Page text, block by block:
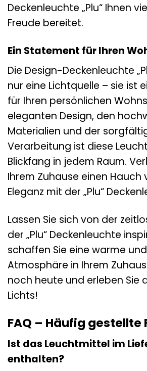
Deckenleuchte „Plu“ Ihnen
Freude bereitet.
Ein Statement für Ihren
Die Design-Deckenleuchte
nur eine Lichtquelle – sie ist
für Ihren persönlichen
eleganten Design, den
Materialien und der
Verarbeitung ist diese
Blickfang in jedem Raum.
Ihrem Zuhause einen Hauch
Eleganz mit der „Plu“
Lassen Sie sich von der
der „Plu“ Deckenleuchte
schaffen Sie eine warme
Atmosphäre in Ihrem
noch heute und erleben Sie
Lichts!
FAQ – Häufig gestellte
Ist das Leuchtmittel im
enthalten?